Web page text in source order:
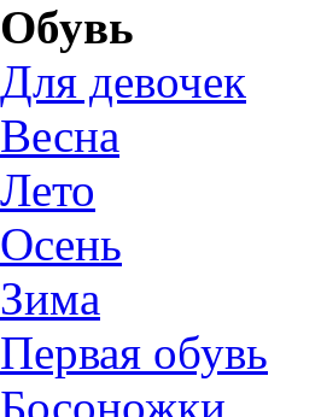
Обувь
Для девочек
Весна
Лето
Осень
Зима
Первая обувь